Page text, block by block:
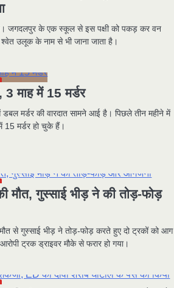
जगदलपुर के एक स्कूल से इस पक्षी को पकड़ कर वन
उलूक के नाम से भी जाना जाता है।
3 माह में 15 मर्डर
डबल मर्डर की वारदात सामने आई है। पिछले तीन महीने में
15 मर्डर हो चुके हैं।
गुस्साई भीड़ ने की तोड़-फोड़
से गुस्साई भीड़ ने तोड़-फोड़ करते हुए दो ट्रकों को आग
ट्रक ड्राइवर मौके से फरार हो गया।